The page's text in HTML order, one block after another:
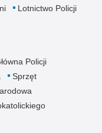
Lotnictwo Policji
Policji
Sprzęt